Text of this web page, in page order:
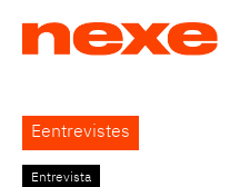
Back
to
top
Eentrevistes
Entrevista